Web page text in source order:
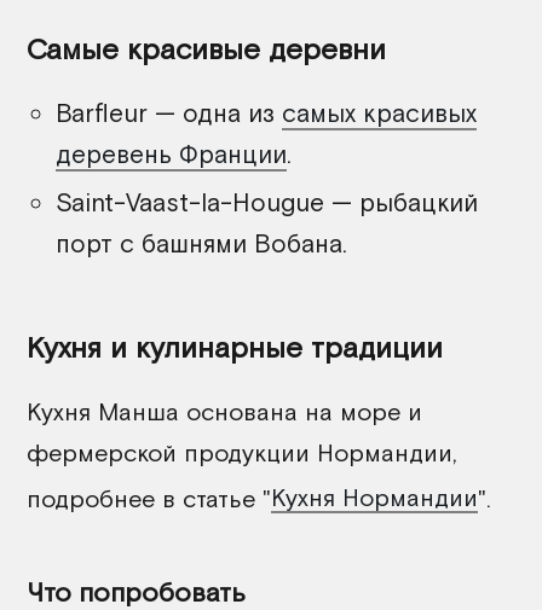
Самые красивые деревни
Barfleur — одна из самых красивых
деревень Франции.
Saint-Vaast-la-Hougue — рыбацкий
порт с башнями Вобана.
Кухня и кулинарные традиции
Кухня Манша основана на море и
фермерской продукции Нормандии,
подробнее в статье "Кухня Нормандии".
Что попробовать